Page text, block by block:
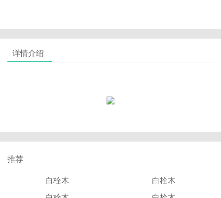
推荐
白栓木
白栓木
详情介绍